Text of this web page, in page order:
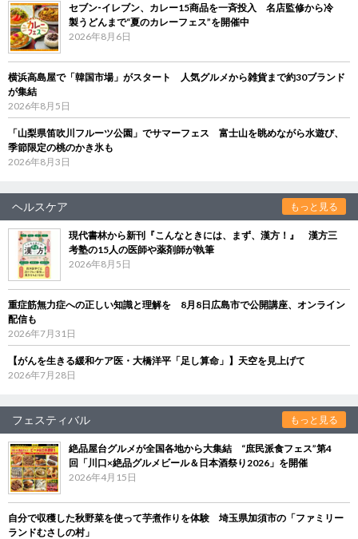
セブン‐イレブン、カレー15商品を一斉投入 名店監修から冷
製うどんまで“夏のカレーフェス”を開催中
2026年8月6日
横浜高島屋で「韓国市場」がスタート 人気グルメから雑貨まで約30ブランド
が集結
2026年8月5日
「山梨県笛吹川フルーツ公園」でサマーフェス 富士山を眺めながら水遊び、
季節限定の桃のかき氷も
2026年8月3日
ヘルスケア もっと見る
現代書林から新刊『こんなときには、まず、漢方！』 漢方三
考塾の15人の医師や薬剤師が執筆
2026年8月5日
重症筋無力症への正しい知識と理解を 8月8日広島市で公開講座、オンライン
配信も
2026年7月31日
【がんを生きる緩和ケア医・大橋洋平「足し算命」】天空を見上げて
2026年7月28日
フェスティバル もっと見る
絶品屋台グルメが全国各地から大集結 “庶民派食フェス”第4
回「川口×絶品グルメビール＆日本酒祭り2026」を開催
2026年4月15日
自分で収穫した秋野菜を使って芋煮作りを体験 埼玉県加須市の「ファミリー
ランドむさしの村」